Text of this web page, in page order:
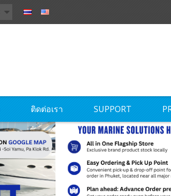
ติดต่อเรา SUPPORT